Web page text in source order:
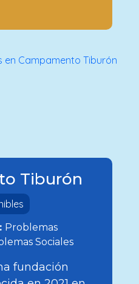
Tiburón
Problemas
Sociales
fundación